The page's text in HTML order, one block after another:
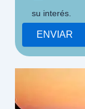
su interés.